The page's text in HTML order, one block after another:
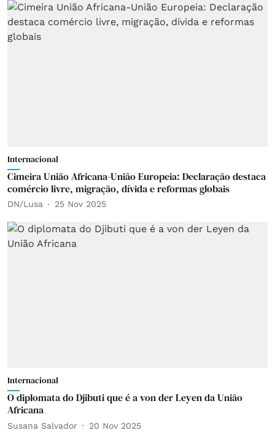
Internacional
Cimeira União Africana-União Europeia: Declaração destaca
comércio livre, migração, dívida e reformas globais
DN/Lusa 25 Nov 2025
Internacional
O diplomata do Djibuti que é a von der Leyen da União
Africana
Susana Salvador 20 Nov 2025